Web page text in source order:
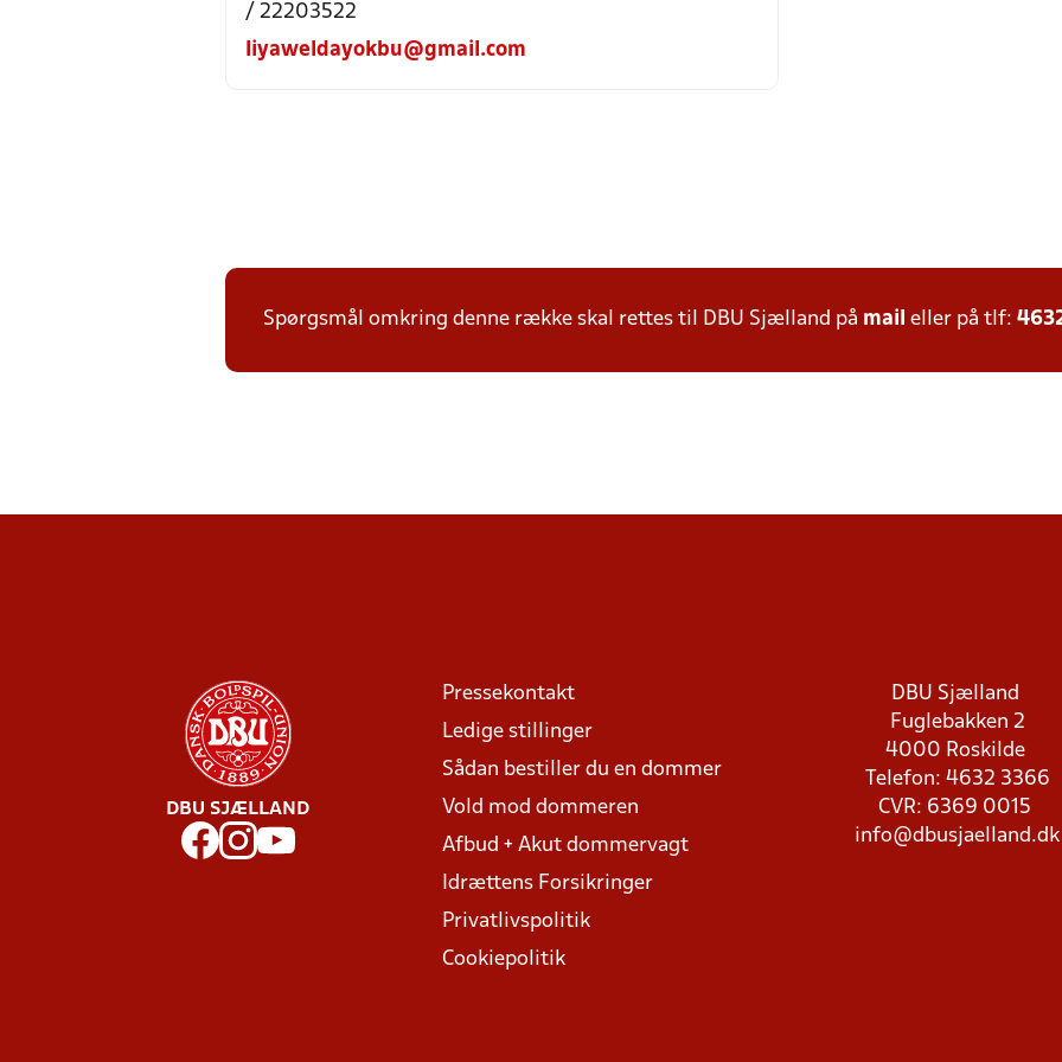
/ 22203522
liyaweldayokbu@gmail.com
Spørgsmål omkring denne række skal rettes til DBU Sjælland på mail eller på tlf:
DBU SJÆLLAND
Pressekontakt
Ledige stillinger
Sådan bestiller du en dommer
Vold mod dommeren
Afbud + Akut dommervagt
Idrættens Forsikringer
Privatlivspolitik
Cookiepolitik
DBU Sjælland
Fuglebakken 2
4000 Roskilde
Telefon: 4632 3366
CVR: 6369 0015
info@dbusjaelland.dk